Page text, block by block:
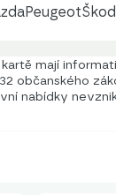
Peugeot
mají
občanského
nabídky